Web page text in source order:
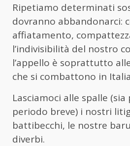
Ripetiamo determinati
dovranno abbandonarci:
affiatamento,
l’indivisibilità del nostro
l’appello è soprattutto
che si combattono in
Lasciamoci alle spalle
periodo breve) i nostri
battibecchi, le nostre
diverbi.